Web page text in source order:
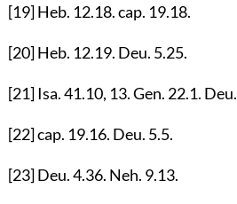
[19]Heb. 12.18. cap. 19.18.
[20]Heb. 12.19. Deu. 5.25.
[21]Isa.41.10, 13. Gen. 22.1. Deu.
[22]cap. 19.16. Deu. 5.5.
[23]Deu.4.36. Neh. 9.13.